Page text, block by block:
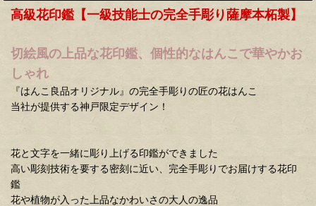
高級花印鑑【一級技能士の完全手彫り薩摩本柘製】
切絵風の上品な花印鑑、個性的なはんこ で華やかお
しゃれ
『はんこ良品オリジナル』の完全手彫りの匠の花はんこ
当社が提供する神戸限定デザイン！
花と文字を一緒に彫り上げる印鑑ができました
高い彫刻技術を要する密刻に近い、完全手彫りでお届けする花印
鑑
花や植物が入った上品なかわいさの大人の逸品